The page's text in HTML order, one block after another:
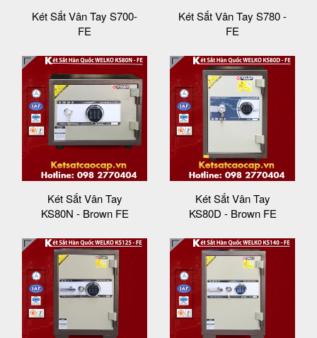
Két Sắt Vân Tay S700-
FE
Két Sắt Vân Tay S780 -
FE
Két Sắt Vân Tay
KS80N - Brown FE
Két Sắt Vân Tay
KS80D - Brown FE